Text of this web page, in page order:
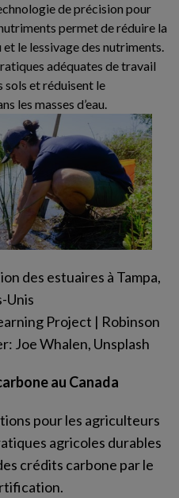
de précision pour
permet de réduire la
et le lessivage des nutriments.
adéquates de travail
sols et réduisent le
les masses d’eau.
des estuaires à Tampa,
Unis
Project | Robinson
Joe Whalen, Unsplash
au Canada
pour les agriculteurs
agricoles durables
crédits carbone par le